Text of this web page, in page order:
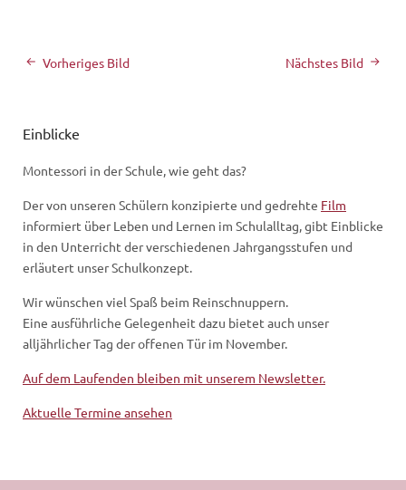
Nächstes Bild
Vorheriges Bild
Einblicke
Montessori in der Schule, wie geht das?
Der von unseren Schülern konzipierte und gedrehte Film
informiert über Leben und Lernen im Schulalltag, gibt Einblicke
in den Unterricht der verschiedenen Jahrgangsstufen und
erläutert unser Schulkonzept.
Wir wünschen viel Spaß beim Reinschnuppern.
Eine ausführliche Gelegenheit dazu bietet auch unser
alljährlicher Tag der offenen Tür im November.
Auf dem Laufenden bleiben mit unserem Newsletter.
Aktuelle Termine ansehen